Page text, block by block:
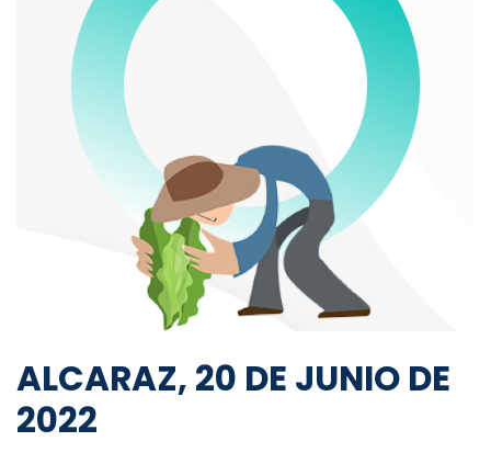
ALCARAZ, 20 DE JUNIO DE
2022